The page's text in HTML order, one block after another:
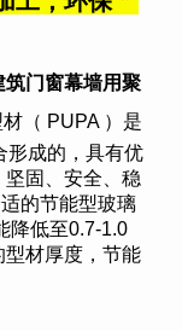
筑门窗幕墙用聚
（ PUPA ）是
形成的，具有优
固、安全、稳
的节能型玻璃
降低至0.7-1.0
型材厚度，节能